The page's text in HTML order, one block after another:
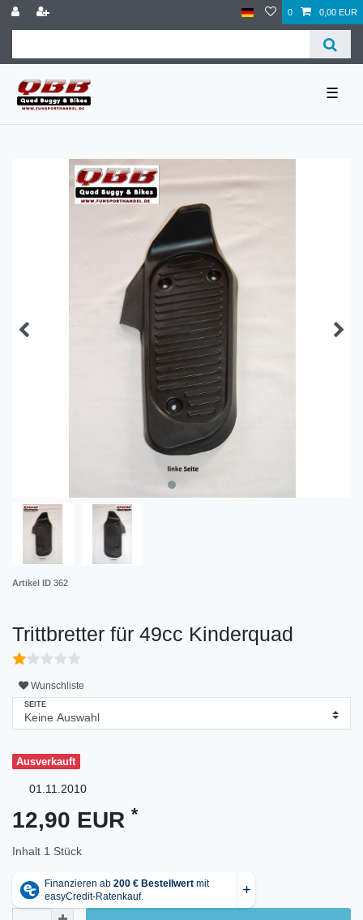
0 0,00 EUR
☰
Artikel ID 362
Trittbretter für 49cc Kinderquad
Wunschliste
SEITE
Ausverkauft
01.11.2010
12,90 EUR *
Inhalt 1 Stück